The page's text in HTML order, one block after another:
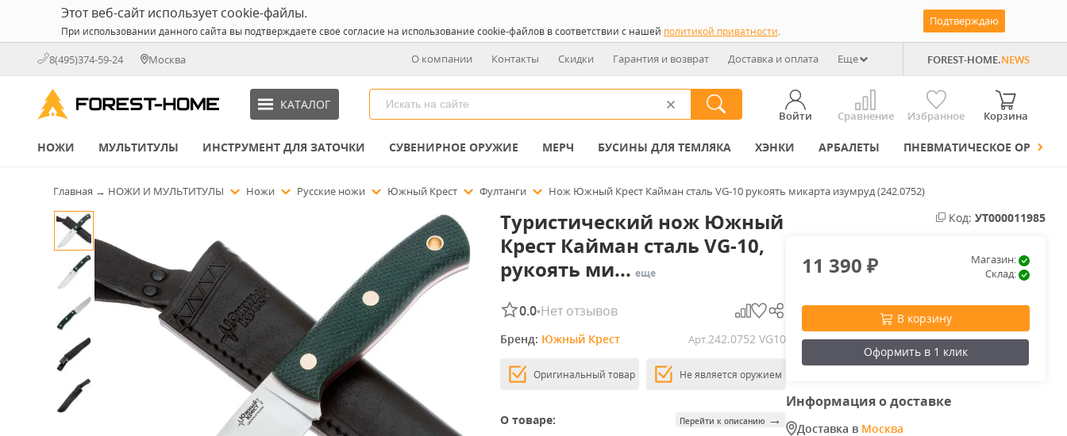
Этот веб-сайт использует cookie-файлы.
При использовании данного сайта вы подтверждаете свое согласие на использование cookie-файлов в соответствии с нашей политикой приватности.
Подтверждаю
8(495)374-59-24 Москва О компании Контакты Скидки Гарантия и возврат Доставка и оплата Еще FOREST-HOME.NEWS
КАТАЛОГ
Войти Сравнение Избранное Корзина
НОЖИ МУЛЬТИТУЛЫ ИНСТРУМЕНТ ДЛЯ ЗАТОЧКИ СУВЕНИРНОЕ ОРУЖИЕ МЕРЧ БУСИНЫ ДЛЯ ТЕМЛЯКА ХЭНКИ АРБАЛЕТЫ ПНЕВМАТИЧЕСКОЕ ОРУЖИЕ
Главная → НОЖИ И МУЛЬТИТУЛЫ Ножи Русские ножи Южный Крест Фултанги Нож Южный Крест Кайман сталь VG-10 рукоять микарта изумруд (242.0752)
Туристический нож Южный
Крест Кайман сталь VG-10,
рукоять ми... еще
0.0•Нет отзывов
Бренд: Южный Крест Арт.242.0752 VG10
Оригинальный товар Не является оружием
О товаре: Перейти к описанию →
Код: УТ000011985
11 390₽
Магазин:
Склад:
В корзину
Оформить в 1 клик
Информация о доставке
Доставка в Москва